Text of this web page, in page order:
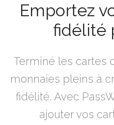
Emportez
fidélité
Terminé les cartes
monnaies pleins à
fidélité. Avec
ajouter vos